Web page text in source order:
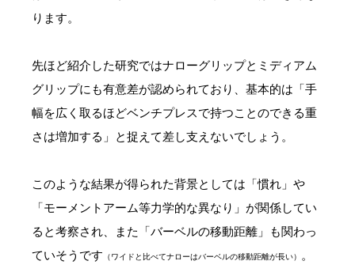
ります。
先ほど紹介した研究ではナローグリップとミディアム
グリップにも有意差が認められており、基本的は「手
幅を広く取るほどベンチプレスで持つことのできる重
さは増加する」と捉えて差し支えないでしょう。
このような結果が得られた背景としては「慣れ」や
「モーメントアーム等力学的な異なり」が関係してい
ると考察され、また「バーベルの移動距離」も関わっ
ていそうです （ワイドと比べてナローはバーベルの移動距離が長い） 。